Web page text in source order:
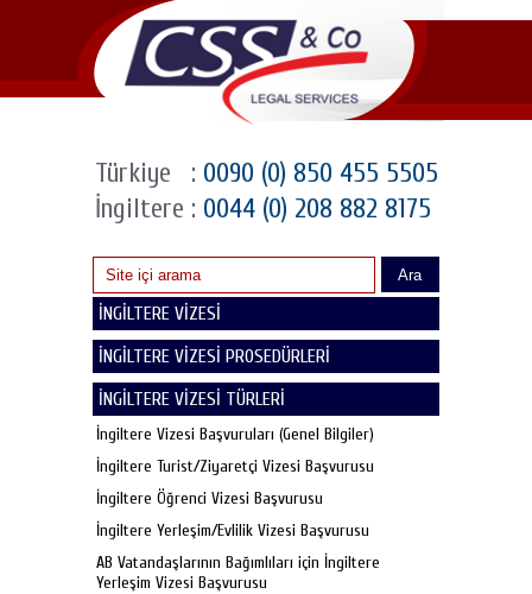
Türkiye : 0090 (0) 850 455 5505
İngiltere : 0044 (0) 208 882 8175
Ara
İNGİLTERE VİZESİ
İNGİLTERE VİZESİ PROSEDÜRLERİ
İNGİLTERE VİZESİ TÜRLERİ
İngiltere Vizesi Başvuruları (Genel Bilgiler)
İngiltere Turist/Ziyaretçi Vizesi Başvurusu
İngiltere Öğrenci Vizesi Başvurusu
İngiltere Yerleşim/Evlilik Vizesi Başvurusu
AB Vatandaşlarının Bağımlıları için İngiltere
Yerleşim Vizesi Başvurusu